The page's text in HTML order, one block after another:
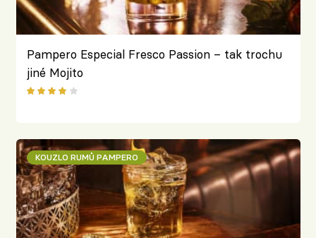
Pampero Especial Fresco Passion – tak trochu
jiné Mojito
KOUZLO RUMŮ PAMPERO